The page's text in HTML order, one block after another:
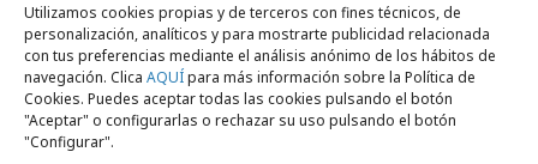
Utilizamos cookies propias y de terceros con fines técnicos, de
personalización, analíticos y para mostrarte publicidad relacionada
con tus preferencias mediante el análisis anónimo de los hábitos de
navegación. Clica AQUÍpara más información sobre la Política de
Cookies. Puedes aceptar todas las cookies pulsando el botón
"Aceptar" o configurarlas o rechazar su uso pulsando el botón
"Configurar".
No se han encontrado noticias relacionadas.